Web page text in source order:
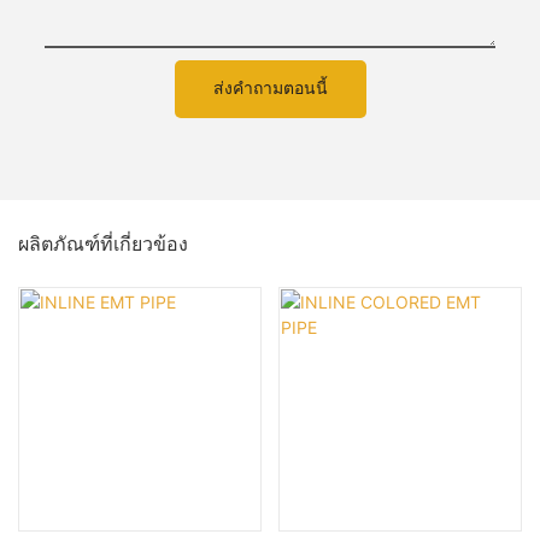
ส่งคำถามตอนนี้
ผลิตภัณฑ์ที่เกี่ยวข้อง